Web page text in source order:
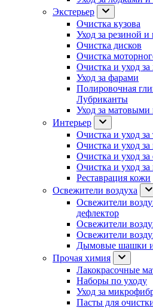
Экстерьер
Очистка кузова
Уход за резиной
Очистка дисков
Очистка
Очистка и уход
Уход за фарами
Полировочная
Лубриканты
Уход за матовыми
Интерьер
Очистка и уход
Очистка и уход за
Очистка и уход за
Очистка и уход за
Реставрация кожи
Освежители воздуха
Освежители
дефлектор
Освежители
Освежители
Дымовые шашки и
Прочая химия
Лакокрасочные
Наборы по уходу
Уход за
Пасты для